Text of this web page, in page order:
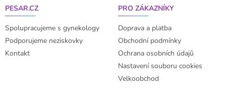
PESAR.CZ
Spolupracujeme s gynekology
Podporujeme neziskovky
Kontakt
PRO ZÁKAZNÍKY
Doprava a platba
Obchodní podmínky
Ochrana osobních údajů
Nastavení souboru cookies
Velkoobchod